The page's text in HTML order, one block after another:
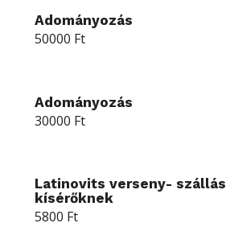
Adományozás
50000 Ft
Adományozás
30000 Ft
Latinovits verseny- szállás
kísérőknek
5800 Ft